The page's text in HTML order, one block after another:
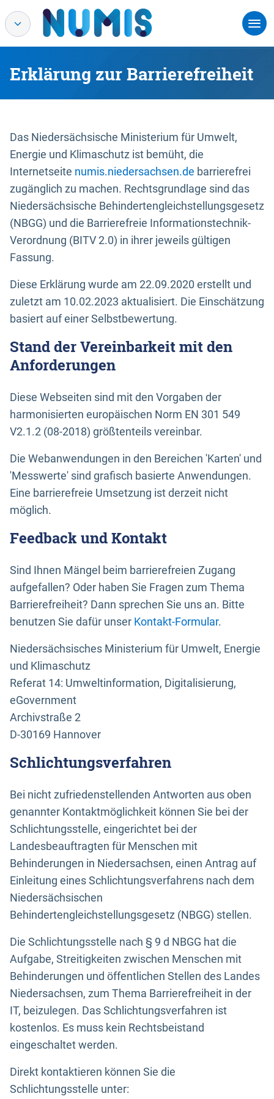
Erklärung zur Barrierefreiheit
Das Niedersächsische Ministerium für Umwelt,
Energie und Klimaschutz ist bemüht, die
Internetseite numis.niedersachsen.de barrierefrei
zugänglich zu machen. Rechtsgrundlage sind das
Niedersächsische Behindertengleichstellungsgesetz
(NBGG) und die Barrierefreie Informationstechnik-
Verordnung (BITV 2.0) in ihrer jeweils gültigen
Fassung.
Diese Erklärung wurde am 22.09.2020 erstellt und
zuletzt am 10.02.2023 aktualisiert. Die Einschätzung
basiert auf einer Selbstbewertung.
Stand der Vereinbarkeit mit den
Anforderungen
Diese Webseiten sind mit den Vorgaben der
harmonisierten europäischen Norm EN 301 549
V2.1.2 (08-2018) größtenteils vereinbar.
Die Webanwendungen in den Bereichen 'Karten' und
'Messwerte' sind grafisch basierte Anwendungen.
Eine barrierefreie Umsetzung ist derzeit nicht
möglich.
Feedback und Kontakt
Sind Ihnen Mängel beim barrierefreien Zugang
aufgefallen? Oder haben Sie Fragen zum Thema
Barrierefreiheit? Dann sprechen Sie uns an. Bitte
benutzen Sie dafür unser Kontakt-Formular.
Niedersächsisches Ministerium für Umwelt, Energie
und Klimaschutz
Referat 14: Umweltinformation, Digitalisierung,
eGovernment
Archivstraße 2
D-30169 Hannover
Schlichtungsverfahren
Bei nicht zufriedenstellenden Antworten aus oben
genannter Kontaktmöglichkeit können Sie bei der
Schlichtungsstelle, eingerichtet bei der
Landesbeauftragten für Menschen mit
Behinderungen in Niedersachsen, einen Antrag auf
Einleitung eines Schlichtungsverfahrens nach dem
Niedersächsischen
Behindertengleichstellungsgesetz (NBGG) stellen.
Die Schlichtungsstelle nach § 9 d NBGG hat die
Aufgabe, Streitigkeiten zwischen Menschen mit
Behinderungen und öffentlichen Stellen des Landes
Niedersachsen, zum Thema Barrierefreiheit in der
IT, beizulegen. Das Schlichtungsverfahren ist
kostenlos. Es muss kein Rechtsbeistand
eingeschaltet werden.
Direkt kontaktieren können Sie die
Schlichtungsstelle unter: